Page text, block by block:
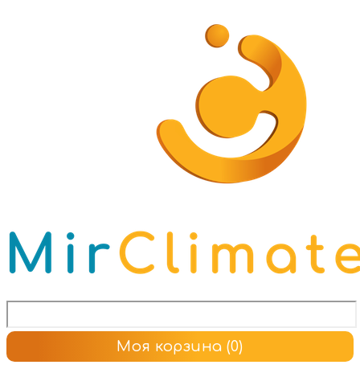
Моя корзина (0)